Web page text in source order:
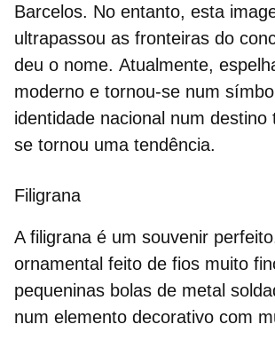
Barcelos. No entanto, esta
ultrapassou as fronteiras do
deu o nome. Atualmente,
moderno e tornou-se num
identidade nacional num destino
se tornou uma tendência.
Filigrana
A filigrana é um souvenir
ornamental feito de fios muito
pequeninas bolas de metal
num elemento decorativo com